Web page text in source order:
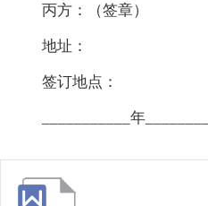
丙方：（签章）
地址：
签订地点：
___________年